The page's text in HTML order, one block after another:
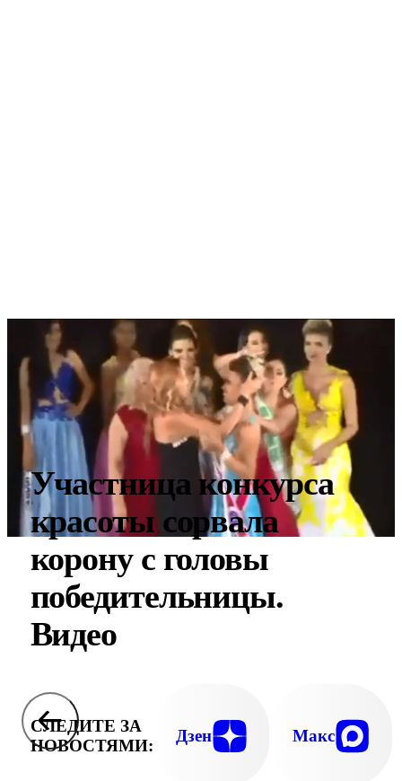
Участница конкурса
красоты сорвала
корону с головы
победительницы.
Видео
СЛЕДИТЕ ЗА
НОВОСТЯМИ:
Дзен Макс